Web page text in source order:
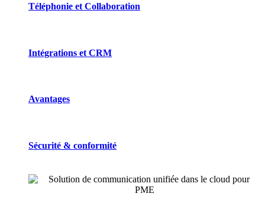
Téléphonie et Collaboration
Intégrations et CRM
Avantages
Sécurité & conformité